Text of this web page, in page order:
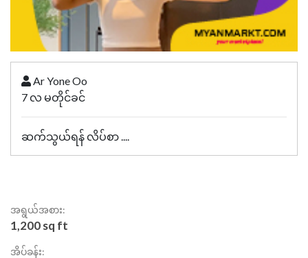
Ar Yone Oo
7 လ မတိုင်ခင်
ဆက်သွယ်ရန် လိပ်စာ ....
အရွယ်အစား:
1,200 sq ft
အိပ်ခန်း: